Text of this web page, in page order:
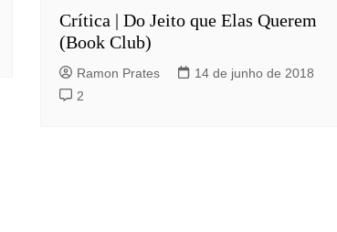
Crítica | Do Jeito que Elas Querem
(Book Club)
Ramon Prates
14 de junho de 2018
2